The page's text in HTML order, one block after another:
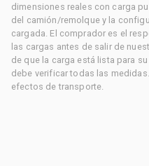
dimensiones reales con carga
del camión/remolque y la
cargada. El comprador es el
las cargas antes de salir de
de que la carga está lista para
debe verificar todas las
efectos de transporte.